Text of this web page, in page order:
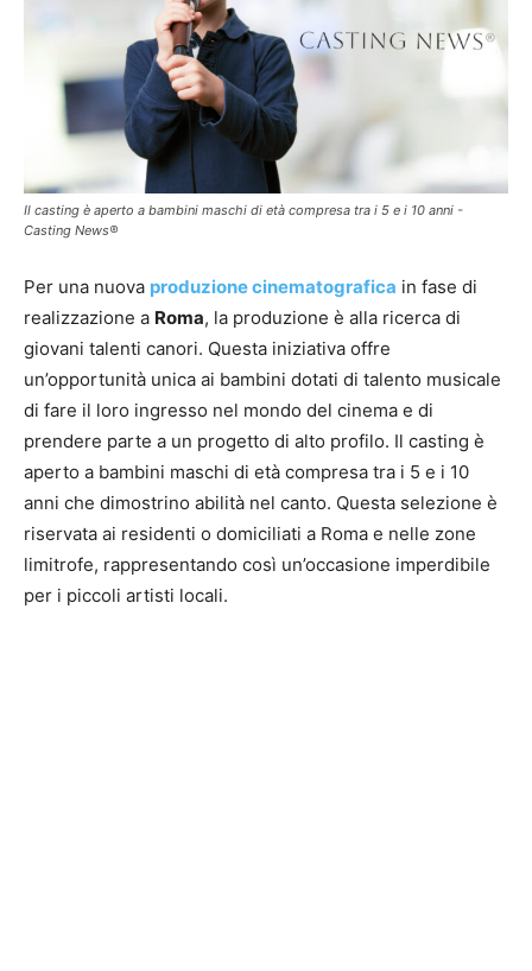
Il casting è aperto a bambini maschi di età compresa tra i 5 e i 10 anni -
Casting News®
Per una nuova produzione cinematografica in fase di
realizzazione a Roma, la produzione è alla ricerca di
giovani talenti canori. Questa iniziativa offre
un’opportunità unica ai bambini dotati di talento musicale
di fare il loro ingresso nel mondo del cinema e di
prendere parte a un progetto di alto profilo. Il casting è
aperto a bambini maschi di età compresa tra i 5 e i 10
anni che dimostrino abilità nel canto. Questa selezione è
riservata ai residenti o domiciliati a Roma e nelle zone
limitrofe, rappresentando così un’occasione imperdibile
per i piccoli artisti locali.